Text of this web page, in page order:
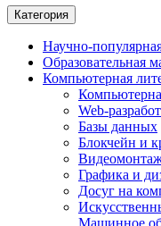
Категория
Научно-
Образовательная
Компьютерная
Web-
Базы данных
Блокчейн и
Графика и
Досуг на